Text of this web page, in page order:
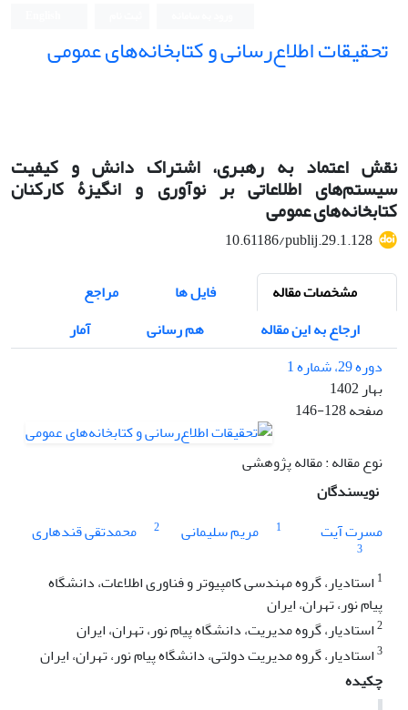
تحقیقات اطلاع‌رسانی و کتابخانه‌های عمومی
نقش اعتماد به رهبری، اشتراک دانش و کیفیت
سیستم‌‌های اطلاعاتی بر نوآوری و انگیزۀ کارکنان
کتابخانه‌های عمومی
10.61186/publij.29.1.128
مشخصات مقاله
فایل ها
مراجع
ارجاع به این مقاله
هم رسانی
آمار
دوره 29، شماره 1
بهار 1402
صفحه146-128
نوع مقاله : مقاله پژوهشی
نویسندگان
مسرت آیت
1 مریم سلیمانی 2 محمدتقی قندهاری
3
1 استادیار، گروه مهندسی کامپیوتر و فناوری اطلاعات، دانشگاه
پیام نور، تهران، ایران
2استادیار، گروه مدیریت، دانشگاه پیام نور، تهران، ایران
3استادیار، گروه مدیریت دولتی، دانشگاه پیام نور، تهران، ایران
چکیده